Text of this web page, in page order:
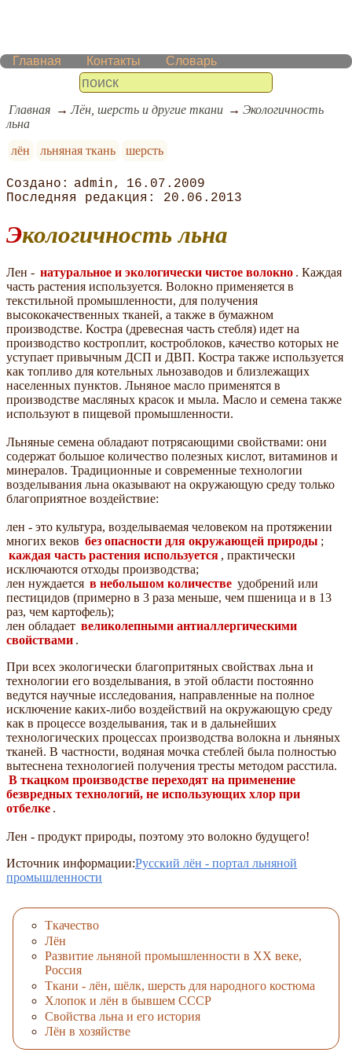
Главная Контакты Словарь
Главная Лён, шерсть и другие ткани
Экологичность
льна
лён
льняная ткань шерсть
admin
16.07.2009
20.06.2013
Экологичность льна
Лен - натуральное и экологически чистое волокно . Каждая
часть растения используется. Волокно применяется в
текстильной промышленности, для получения
высококачественных тканей, а также в бумажном
производстве. Костра (древесная часть стебля) идет на
производство костроплит, костроблоков, качество которых не
уступает привычным ДСП и ДВП. Костра также используется
как топливо для котельных льнозаводов и близлежащих
населенных пунктов. Льняное масло применятся в
производстве масляных красок и мыла. Масло и семена также
используют в пищевой промышленности.
Льняные семена обладают потрясающими свойствами: они
содержат большое количество полезных кислот, витаминов и
минералов. Традиционные и современные технологии
возделывания льна оказывают на окружающую среду только
благоприятное воздействие:
лен - это культура, возделываемая человеком на протяжении
многих веков без опасности для окружающей природы ;
каждая часть растения используется , практически
исключаются отходы производства;
лен нуждается в небольшом количестве удобрений или
пестицидов (примерно в 3 раза меньше, чем пшеница и в 13
раз, чем картофель);
лен обладает великолепными антиаллергическими
свойствами .
При всех экологически благопритяных свойствах льна и
технологии его возделывания, в этой области постоянно
ведутся научные исследования, направленные на полное
исключение каких-либо воздействий на окружающую среду
как в процессе возделывания, так и в дальнейших
технологических процессах производства волокна и льняных
тканей. В частности, водяная мочка стеблей была полностью
вытеснена технологией получения тресты методом расстила.
В ткацком производстве переходят на применение
безвредных технологий, не использующих хлор при
отбелке .
Лен - продукт природы, поэтому это волокно будущего!
Источник информации:Русский лён - портал льняной
промышленности
Ткачество
Лён
Развитие льняной промышленности в XX веке,
Россия
Ткани - лён, шёлк, шерсть для народного костюма
Хлопок и лён в бывшем СССР
Свойства льна и его история
Лён в хозяйстве